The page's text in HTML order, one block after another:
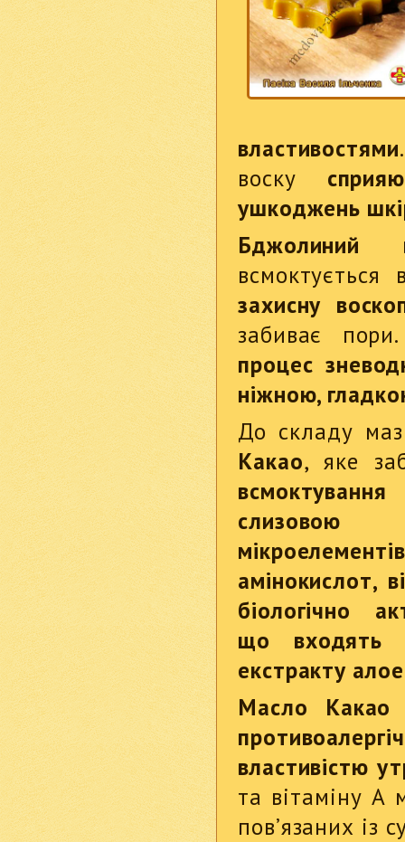
властивостями
воску
ушкоджень
Бджолиний
захисну
забиває
процес
ніжною,
До складу
Какао, яке
амінокислот,
біологічно
що входять
екстракту алое
Масло Какао
властивістю
та вітаміну А
пов’язаних із